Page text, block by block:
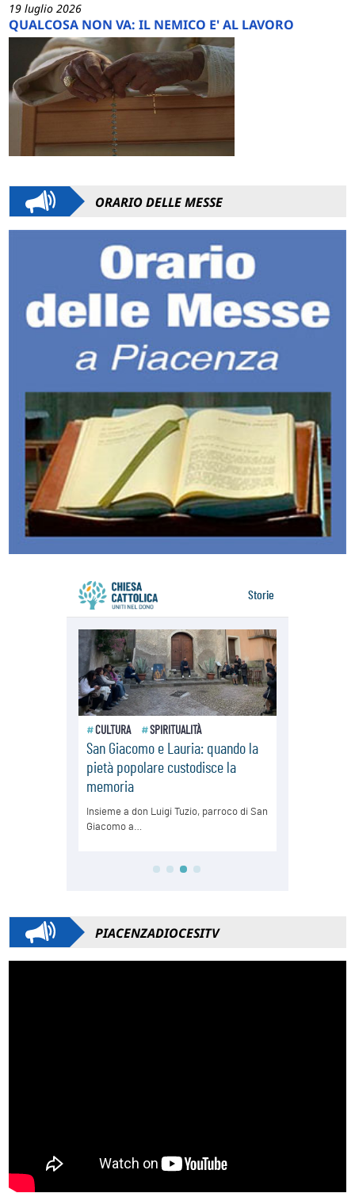
19 luglio 2026
QUALCOSA NON VA: IL NEMICO E' AL LAVORO
ORARIO DELLE MESSE
PIACENZADIOCESITV